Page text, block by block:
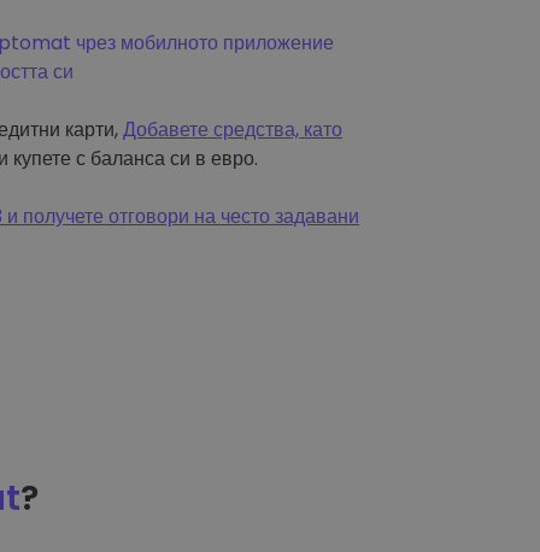
чрез мобилното приложение
си
карти,Добавете средства, като
и купете с баланса си в евро.
получете отговори на често задавани
?